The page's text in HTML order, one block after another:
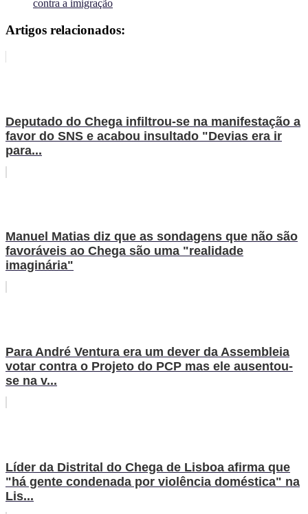
contra a imigração
Artigos relacionados:
Deputado do Chega infiltrou-se na manifestação a
favor do SNS e acabou insultado "Devias era ir
para...
Manuel Matias diz que as sondagens que não são
favoráveis ao Chega são uma "realidade
imaginária"
Para André Ventura era um dever da Assembleia
votar contra o Projeto do PCP mas ele ausentou-
se na v...
Líder da Distrital do Chega de Lisboa afirma que
"há gente condenada por violência doméstica" na
Lis...